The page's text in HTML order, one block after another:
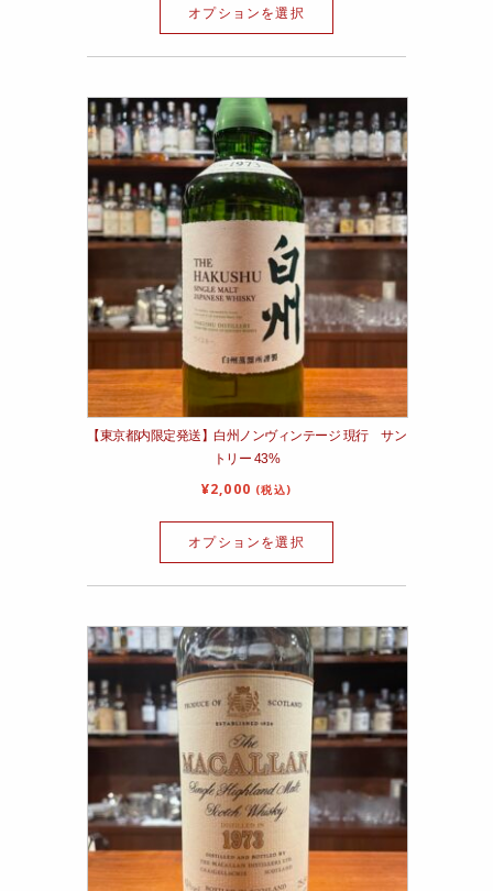
オプションを選択
【東京都内限定発送】白州ノンヴィンテージ 現行 サン
トリー 43%
¥2,000 (税込)
オプションを選択